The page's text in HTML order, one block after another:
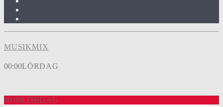
MUSIKMIX
00:00LÖRDAG
00:00LÖRDAG